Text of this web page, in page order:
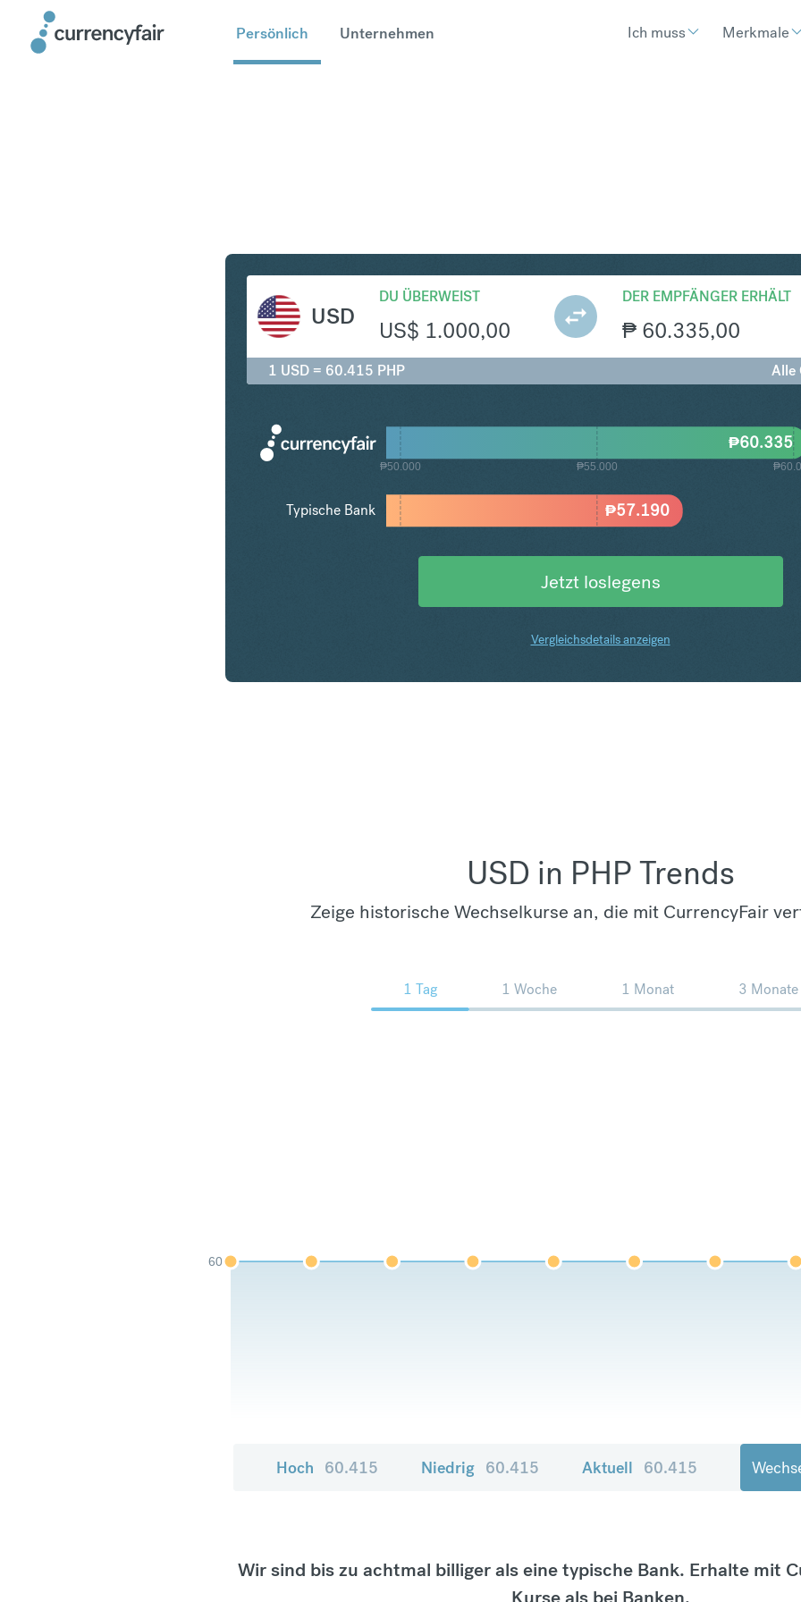
Persönlich Unternehmen Ich muss Merkmale
USD
DU ÜBERWEIST
US$ 1.000,00
DER EMPFÄNGER ERHÄLT
₱ 60.335,00
1 USD = 60.415 PHP Alle
₱50.000 ₱55.000
₱57.190
₱60.335
Typische Bank
Jetzt loslegens
Vergleichsdetails anzeigen
USD in PHP Trends
Zeige historische Wechselkurse an, die mit CurrencyFair
1 Tag 1 Woche 1 Monat 3 Monate
60
Hoch 60.415 Niedrig 60.415 Aktuell 60.415
Wir sind bis zu achtmal billiger als eine typische Bank. Erhalte mit
Kurse als bei Banken.